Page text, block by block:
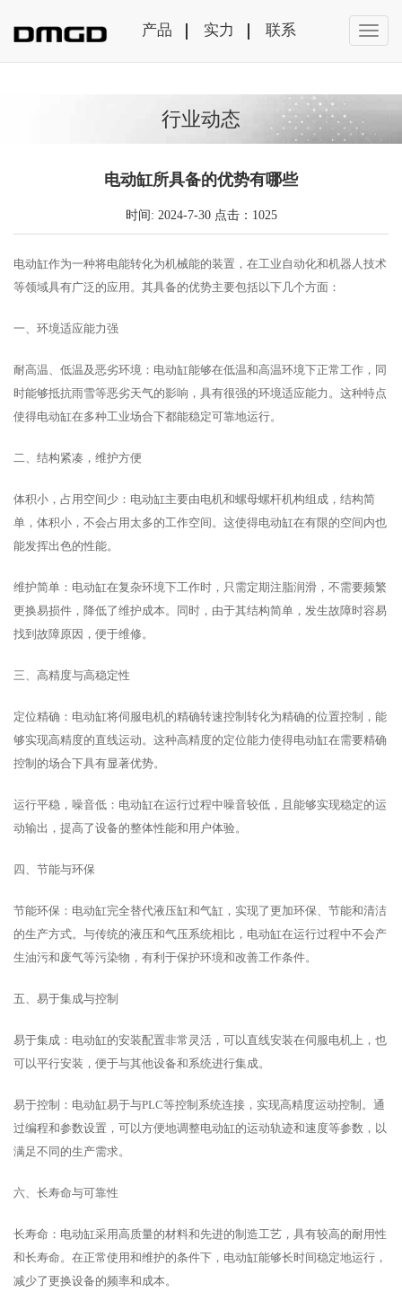
产品 实力 联系
行业动态
电动缸所具备的优势有哪些
时间: 2024-7-30 点击：1025
电动缸作为一种将电能转化为机械能的装置，在工业自动化和机器人技术
等领域具有广泛的应用。其具备的优势主要包括以下几个方面：
一、环境适应能力强
耐高温、低温及恶劣环境：电动缸能够在低温和高温环境下正常工作，同
时能够抵抗雨雪等恶劣天气的影响，具有很强的环境适应能力。这种特点
使得电动缸在多种工业场合下都能稳定可靠地运行。
二、结构紧凑，维护方便
体积小，占用空间少：电动缸主要由电机和螺母螺杆机构组成，结构简
单，体积小，不会占用太多的工作空间。这使得电动缸在有限的空间内也
能发挥出色的性能。
维护简单：电动缸在复杂环境下工作时，只需定期注脂润滑，不需要频繁
更换易损件，降低了维护成本。同时，由于其结构简单，发生故障时容易
找到故障原因，便于维修。
三、高精度与高稳定性
定位精确：电动缸将伺服电机的精确转速控制转化为精确的位置控制，能
够实现高精度的直线运动。这种高精度的定位能力使得电动缸在需要精确
控制的场合下具有显著优势。
运行平稳，噪音低：电动缸在运行过程中噪音较低，且能够实现稳定的运
动输出，提高了设备的整体性能和用户体验。
四、节能与环保
节能环保：电动缸完全替代液压缸和气缸，实现了更加环保、节能和清洁
的生产方式。与传统的液压和气压系统相比，电动缸在运行过程中不会产
生油污和废气等污染物，有利于保护环境和改善工作条件。
五、易于集成与控制
易于集成：电动缸的安装配置非常灵活，可以直线安装在伺服电机上，也
可以平行安装，便于与其他设备和系统进行集成。
易于控制：电动缸易于与PLC等控制系统连接，实现高精度运动控制。通
过编程和参数设置，可以方便地调整电动缸的运动轨迹和速度等参数，以
满足不同的生产需求。
六、长寿命与可靠性
长寿命：电动缸采用高质量的材料和先进的制造工艺，具有较高的耐用性
和长寿命。在正常使用和维护的条件下，电动缸能够长时间稳定地运行，
减少了更换设备的频率和成本。